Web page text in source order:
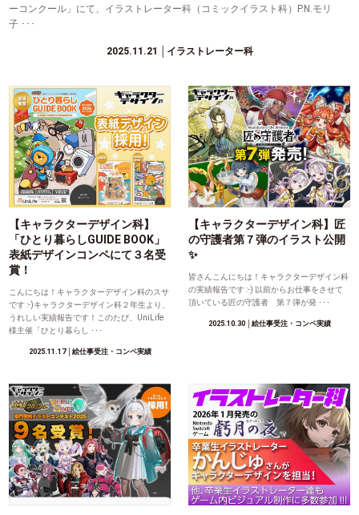
ーコンクール」にて、イラストレーター科（コミックイラスト科）P.N.モリ
子 ･･･
2025.11.21 │イラストレーター科
【キャラクターデザイン科】
「ひとり暮らしGUIDE BOOK」
表紙デザインコンペにて３名受
賞！
こんにちは！キャラクターデザイン科のスサ
です :-)キャラクターデザイン科２年生より、
うれしい実績報告です！このたび、UniLife
様主催「ひとり暮らし ･･･
2025.11.17│絵仕事受注・コンペ実績
【キャラクターデザイン科】匠
の守護者第７弾のイラスト公開
✨
皆さんこんにちは！キャラクターデザイン科
の実績報告です :-) 以前からお仕事をさせて
頂いている匠の守護者 第７弾が発 ･･･
2025.10.30│絵仕事受注・コンペ実績